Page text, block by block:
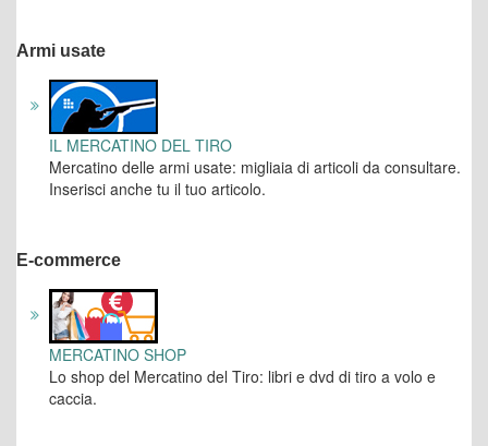
Armi usate
IL MERCATINO DEL TIRO
Mercatino delle armi usate: migliaia di articoli da consultare.
Inserisci anche tu il tuo articolo.
E-commerce
MERCATINO SHOP
Lo shop del Mercatino del Tiro: libri e dvd di tiro a volo e
caccia.